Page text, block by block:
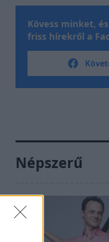
Kövess minket,
friss hírekről a
Népszerű